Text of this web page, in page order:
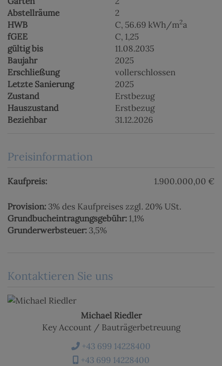
Abstellräume
2
HWB
C, 56.69 kWh/m2a
fGEE
C, 1,25
gültig bis
11.08.2035
Baujahr
2025
Erschließung
vollerschlossen
Letzte Sanierung
2025
Zustand
Erstbezug
Hauszustand
Erstbezug
Beziehbar
31.12.2026
Preisinformation
Kaufpreis: 1.900.000,00 €
Provision: 3% des Kaufpreises zzgl. 20% USt.
Grundbucheintragungsgebühr:1,1%
Grunderwerbsteuer: 3,5%
Kontaktieren Sie uns
Michael Riedler
Key Account / Bauträgerbetreuung
+43 699 14228400
+43 699 14228400